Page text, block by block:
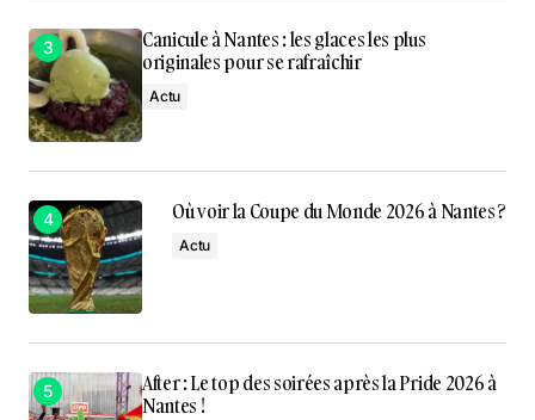
Canicule à Nantes : les glaces les plus
originales pour se rafraîchir
Actu
Où voir la Coupe du Monde 2026 à Nantes ?
Actu
After : Le top des soirées après la Pride 2026 à
Nantes !